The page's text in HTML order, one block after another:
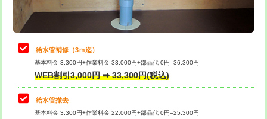
排水管工事（追加 排水管工事/3ｍ超
マス交換（土の掘削・埋め戻し作業）
マス交換（深さ50㎝未満）
マス交換（深さ50㎝以上）
理・調整・分解・加工など（軽作業）
止水・漏水調査・防水処理・清掃・修
理・調整・分解・加工など（中作業）
止水・漏水調査・防水処理・清掃・修
理・調整・分解・加工など（重作業）
33,000円
その他部品の脱着
給水管補修（3ｍ迄）
基本料金 3,300円+作業料金 33,000円+部品代 0円=36,300円
WEB割引3,000円 ➡ 33,300円(税込)
給水管撤去
基本料金 3,300円+作業料金 22,000円+部品代 0円=25,300円